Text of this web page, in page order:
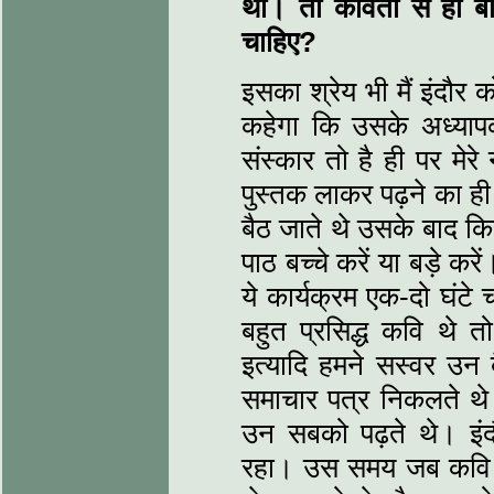
था। तो कविता से ही
चाहिए?
इसका श्रेय भी मैं इंदौर
कहेगा कि उसके
संस्कार तो है ही पर मेरे
पुस्तक लाकर पढ़ने का
बैठ जाते थे उसके बाद
पाठ बच्चे करें या बड़े
ये कार्यक्रम एक-दो
बहुत प्रसिद्ध कवि थे
इत्यादि हमने सस्वर
समाचार पत्र निकलते
उन सबको पढ़ते थे।
रहा। उस समय जब कवि